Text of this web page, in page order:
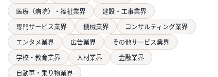
医療（病院）・福祉業界
建設・工事業界
専門サービス業界
機械業界
コンサルティング業界
エンタメ業界
広告業界
その他サービス業界
学校・教育業界
人材業界
金融業界
自動車・乗り物業界